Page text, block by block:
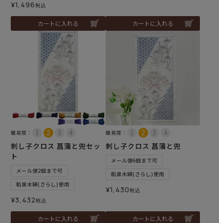
¥1,496税込
カートに入れる カートに入れる
難易度：
刺し子クロス 菖蒲と兜セッ
ト
メール便2個まで可
和泉木綿(さらし)使用
¥3,432税込
カートに入れる
難易度：
刺し子クロス 菖蒲と兜
メール便6個まで可
和泉木綿(さらし)使用
¥1,430税込
カートに入れる